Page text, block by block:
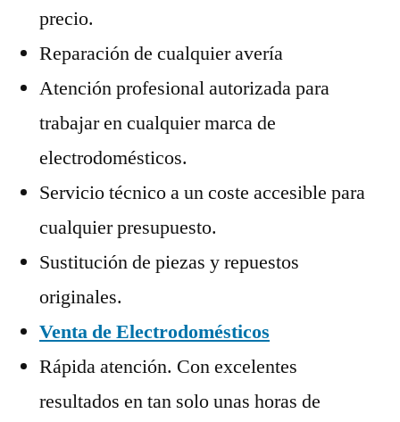
precio.
Reparación de cualquier avería
Atención profesional autorizada para
trabajar en cualquier marca de
electrodomésticos.
Servicio técnico a un coste accesible para
cualquier presupuesto.
Sustitución de piezas y repuestos
originales.
Venta de Electrodomésticos
Rápida atención. Con excelentes
resultados en tan solo unas horas de